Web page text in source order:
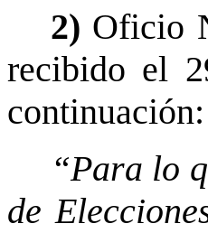
2) Oficio
recibido el
continuación:
“Para lo
de